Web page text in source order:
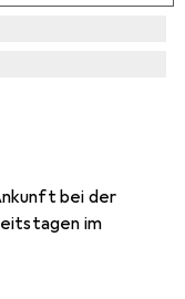
bei der
im